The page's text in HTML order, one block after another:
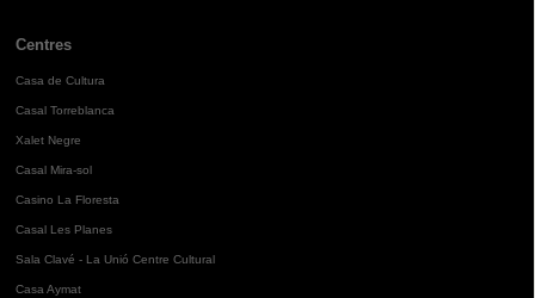
Centres
Casa de Cultura
Casal Torreblanca
Xalet Negre
Casal Mira-sol
Casino La Floresta
Casal Les Planes
Sala Clavé - La Unió Centre Cultural
Casa Aymat